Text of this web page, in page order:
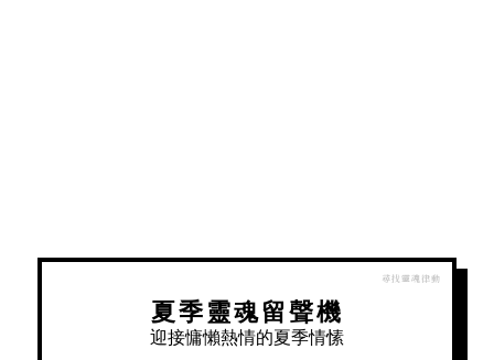
夏季靈魂留聲機
迎接慵懶熱情的夏季情愫